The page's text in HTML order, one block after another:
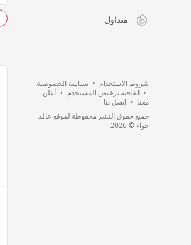
متداول
شروط الاستخدام • سياسة الخصوصية
• اتفاقية ترخيص المستخدم • أعلن
معنا • اتصل بنا
جميع حقوق النشر محفوظة لموقع عالم
حواء © 2026